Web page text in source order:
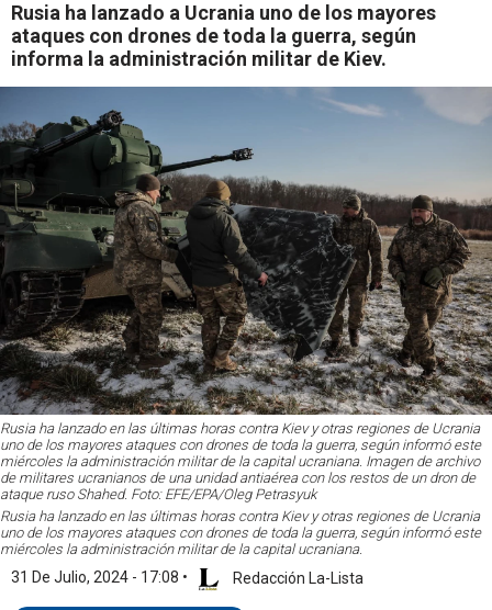
Rusia ha lanzado a Ucrania uno de los mayores
ataques con drones de toda la guerra, según
informa la administración militar de Kiev.
Rusia ha lanzado en las últimas horas contra Kiev y otras regiones de Ucrania
uno de los mayores ataques con drones de toda la guerra, según informó este
miércoles la administración militar de la capital ucraniana. Imagen de archivo
de militares ucranianos de una unidad antiaérea con los restos de un dron de
ataque ruso Shahed. Foto: EFE/EPA/Oleg Petrasyuk
Rusia ha lanzado en las últimas horas contra Kiev y otras regiones de Ucrania
uno de los mayores ataques con drones de toda la guerra, según informó este
miércoles la administración militar de la capital ucraniana.
31 De Julio, 2024 - 17:08 • Redacción La-Lista